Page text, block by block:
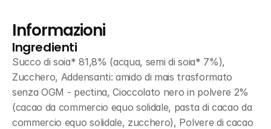
Informazioni
Ingredienti
Succo di soia* 81,8% (acqua, semi di soia* 7%),
Zucchero, Addensanti: amido di mais trasformato
senza OGM - pectina, Cioccolato nero in polvere 2%
(cacao da commercio equo solidale, pasta di cacao da
commercio equo solidale, zucchero), Polvere di cacao